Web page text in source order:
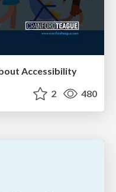
Accessibility
2 480